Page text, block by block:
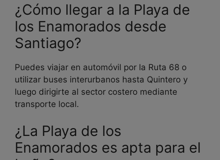
¿Cómo llegar a la Playa de
los Enamorados desde
Santiago?
Puedes viajar en automóvil por la Ruta 68 o
utilizar buses interurbanos hasta Quintero y
luego dirigirte al sector costero mediante
transporte local.
¿La Playa de los
Enamorados es apta para el